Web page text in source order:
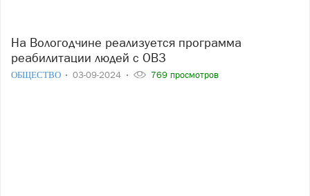
На Вологодчине реализуется программа
реабилитации людей с ОВЗ
ОБЩЕСТВО 03-09-2024 769 просмотров